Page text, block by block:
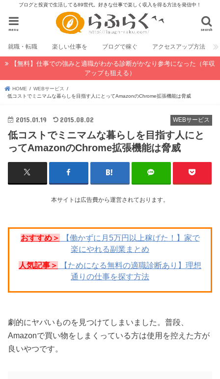
ブログと投資で生活してる89世代。好きな仕事で楽しく収入を得る方法を発信中！
search
menu
就職・転職 楽しい仕事を ブログで稼ぐ アクセスアップ方法
【無料】仕事での強みと適職がわかる診断がかなり参考になった（年収
アップも狙える）
HOME
WEBサービス
低コストでミニマムな暮らしを目指す人にとってAmazonのChrome拡張機能は脅威
WEBサービス
2015.01.19 2015.08.02
低コストでミニマムな暮らしを目指す人にと
ってAmazonのChrome拡張機能は脅威
本サイトは広告費から運営されております。
おすすめ＞
【働かずに月5万円以上稼げた！】家で
楽にやれる副業まとめ
人気記事＞
【ためになる無料の適職診断あり】理想
通りの仕事を探す方法
劇的にヤバいものを見つけてしまいました。普段、
Amazonで買い物をしまくっている方は使用を控えた方が
良いやつです。